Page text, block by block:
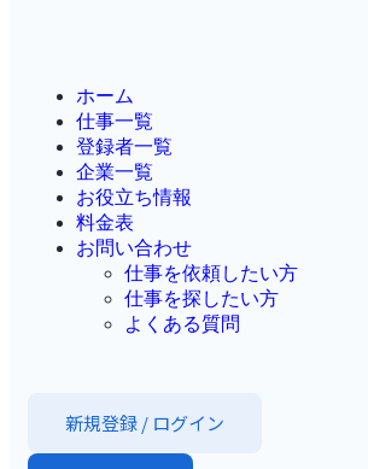
ホーム
仕事一覧
登録者一覧
企業一覧
お役立ち情報
料金表
お問い合わせ
仕事を依頼したい方
仕事を探したい方
よくある質問
新規登録 / ログイン